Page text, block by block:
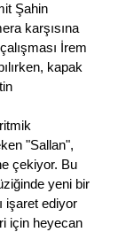
Şahin
karşısına
İrem
kapak
"Sallan",
çekiyor. Bu
yeni bir
işaret ediyor
için heyecan